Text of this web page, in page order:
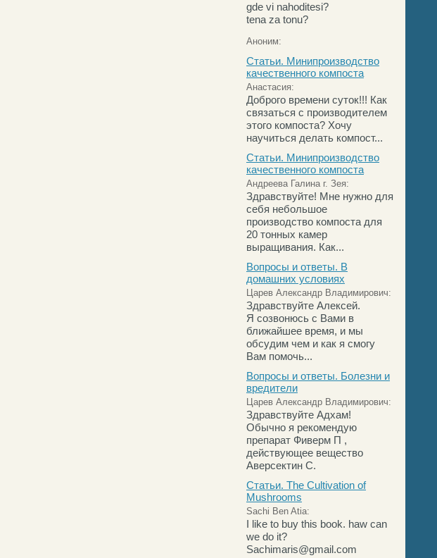
gde vi nahoditesi?
tena za tonu?
Аноним:
Статьи. Минипроизводство
качественного компоста
Анастасия:
Доброго времени суток!!! Как
связаться с производителем
этого компоста? Хочу
научиться делать компост...
Статьи. Минипроизводство
качественного компоста
Андреева Галина г. Зея:
Здравствуйте! Мне нужно для
себя небольшое
производство компоста для
20 тонных камер
выращивания. Как...
Вопросы и ответы. В
домашних условиях
Царев Александр Владимирович:
Здравствуйте Алексей.
Я созвонюсь с Вами в
ближайшее время, и мы
обсудим чем и как я смогу
Вам помочь...
Вопросы и ответы. Болезни и
вредители
Царев Александр Владимирович:
Здравствуйте Адхам!
Обычно я рекомендую
препарат Фиверм П ,
действующее вещество
Аверсектин С.
Статьи. The Cultivation of
Mushrooms
Sachi Ben Atia:
I like to buy this book. haw can
we do it?
Sachimaris@gmail.com